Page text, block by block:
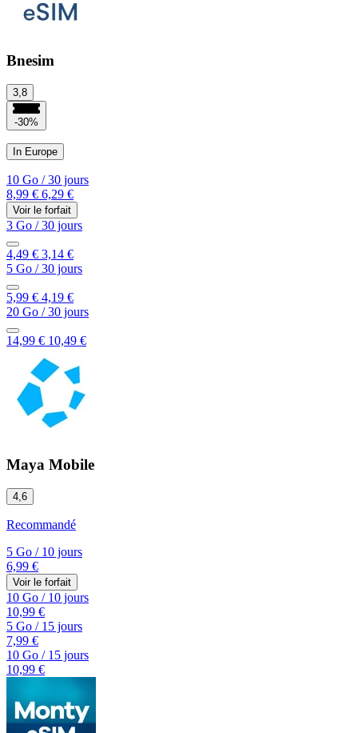
Bnesim
3,8
-30%
In Europe
10 Go /30 jours
8,99 € 6,29 €
Voir le forfait
3 Go /30 jours
4,49 € 3,14 €
5 Go /30 jours
5,99 € 4,19 €
20 Go /30 jours
14,99 € 10,49 €
Maya Mobile
4,6
Recommandé
5 Go /10 jours
6,99 €
Voir le forfait
10 Go /10 jours
10,99 €
5 Go /15 jours
7,99 €
10 Go /15 jours
10,99 €